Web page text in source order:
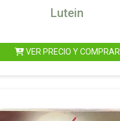
Lutein
VER PRECIO Y COMPRAR